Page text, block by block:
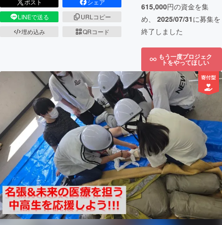
LINEで送る
URLコピー
埋め込み
QRコード
615,000円の資金を集
め、 2025/07/31に募集を
終了しました
もう一度プロジェク
トをやってほしい